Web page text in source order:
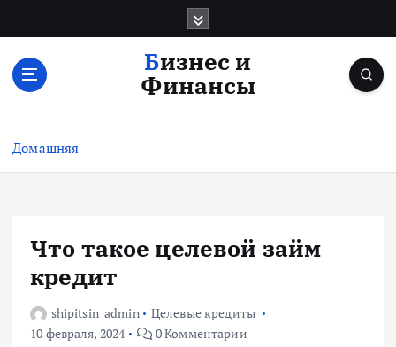
с
Бизнес и
Финансы
Домашняя
Что такое целевой займ
кредит
shipitsin_admin
Целевые кредиты
10 февраля, 2024
0 Комментарии